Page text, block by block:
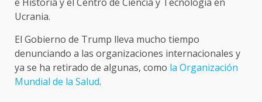
Ucrania.
El Gobierno de Trump lleva mucho tiempo
denunciando a las organizaciones internacionales y
ya se ha retirado de algunas, como la Organización
Mundial de la Salud.